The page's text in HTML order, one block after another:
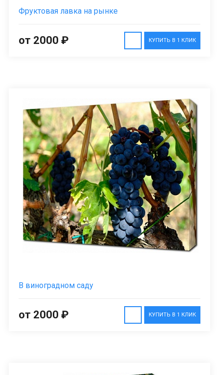
Фруктовая лавка на рынке
КУПИТЬ В 1 КЛИК
от 2000 ₽
В виноградном саду
КУПИТЬ В 1 КЛИК
от 2000 ₽